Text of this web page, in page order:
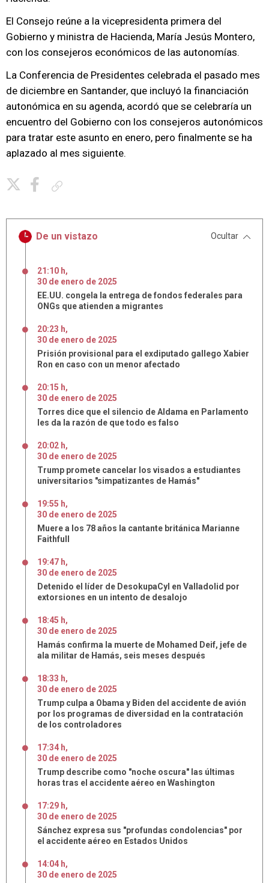
El Consejo reúne a la vicepresidenta primera del
Gobierno y ministra de Hacienda, María Jesús Montero,
con los consejeros económicos de las autonomías.
La Conferencia de Presidentes celebrada el pasado mes
de diciembre en Santander, que incluyó la financiación
autonómica en su agenda, acordó que se celebraría un
encuentro del Gobierno con los consejeros autonómicos
para tratar este asunto en enero, pero finalmente se ha
aplazado al mes siguiente.
De un vistazo Ocultar
21:10 h,
30 de enero de 2025
EE.UU. congela la entrega de fondos federales para
ONGs que atienden a migrantes
20:23 h,
30 de enero de 2025
Prisión provisional para el exdiputado gallego Xabier
Ron en caso con un menor afectado
20:15 h,
30 de enero de 2025
Torres dice que el silencio de Aldama en Parlamento
les da la razón de que todo es falso
20:02 h,
30 de enero de 2025
Trump promete cancelar los visados a estudiantes
universitarios "simpatizantes de Hamás"
19:55 h,
30 de enero de 2025
Muere a los 78 años la cantante británica Marianne
Faithfull
19:47 h,
30 de enero de 2025
Detenido el líder de DesokupaCyl en Valladolid por
extorsiones en un intento de desalojo
18:45 h,
30 de enero de 2025
Hamás confirma la muerte de Mohamed Deif, jefe de
ala militar de Hamás, seis meses después
18:33 h,
30 de enero de 2025
Trump culpa a Obama y Biden del accidente de avión
por los programas de diversidad en la contratación
de los controladores
17:34 h,
30 de enero de 2025
Trump describe como "noche oscura" las últimas
horas tras el accidente aéreo en Washington
17:29 h,
30 de enero de 2025
Sánchez expresa sus "profundas condolencias" por
el accidente aéreo en Estados Unidos
14:04 h,
30 de enero de 2025